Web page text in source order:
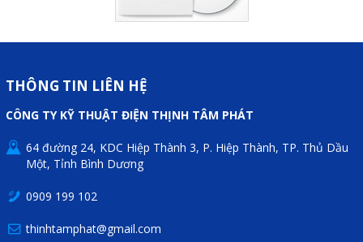
THÔNG TIN LIÊN HỆ
CÔNG TY KỸ THUẬT ĐIỆN THỊNH TÂM PHÁT
64 đường 24, KDC Hiệp Thành 3, P. Hiệp Thành, TP. Thủ Dầu
Một, Tỉnh Bình Dương
0909 199 102
thinhtamphat@gmail.com
Sửa chữa biến tần
Sửa chữa PLC
Sửa chữa màn hình HMI
Sửa chữa bộ nguồn